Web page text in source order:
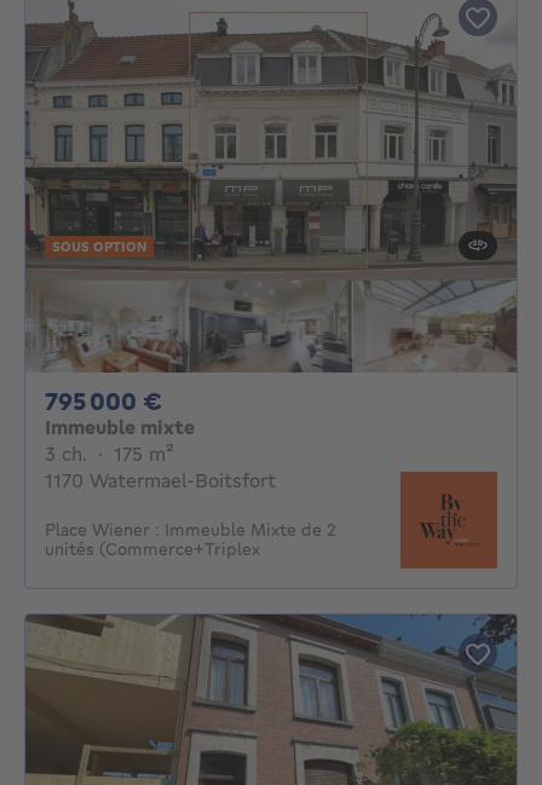
SOUS OPTION
795 000 €
Immeuble mixte
3 ch. 3 chambres
· 175 m²
1170 Watermael-Boitsfort
Place Wiener : Immeuble Mixte de 2
unités (Commerce+Triplex